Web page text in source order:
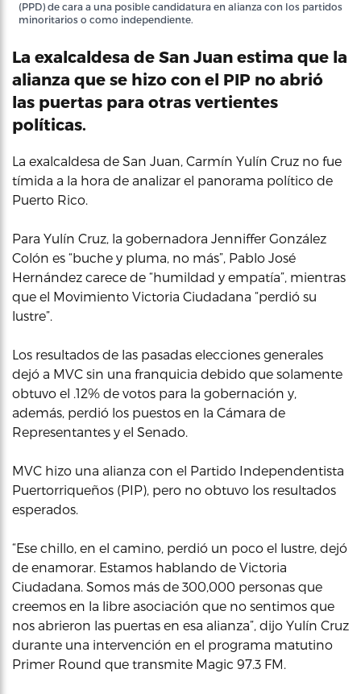
(PPD) de cara a una posible candidatura en alianza con los partidos
minoritarios o como independiente.
La exalcaldesa de San Juan estima que la
alianza que se hizo con el PIP no abrió
las puertas para otras vertientes
políticas.
La exalcaldesa de San Juan, Carmín Yulín Cruz no fue
tímida a la hora de analizar el panorama político de
Puerto Rico.
Para Yulín Cruz, la gobernadora Jenniffer González
Colón es “buche y pluma, no más”, Pablo José
Hernández carece de “humildad y empatía”, mientras
que el Movimiento Victoria Ciudadana “perdió su
lustre”.
Los resultados de las pasadas elecciones generales
dejó a MVC sin una franquicia debido que solamente
obtuvo el .12% de votos para la gobernación y,
además, perdió los puestos en la Cámara de
Representantes y el Senado.
MVC hizo una alianza con el Partido Independentista
Puertorriqueños (PIP), pero no obtuvo los resultados
esperados.
“Ese chillo, en el camino, perdió un poco el lustre, dejó
de enamorar. Estamos hablando de Victoria
Ciudadana. Somos más de 300,000 personas que
creemos en la libre asociación que no sentimos que
nos abrieron las puertas en esa alianza”, dijo Yulín Cruz
durante una intervención en el programa matutino
Primer Round que transmite Magic 97.3 FM.